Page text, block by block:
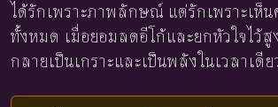
ได้รักเพราะภาพลักษณ์ แต่รักเพราะเห็
ทั้งหมด เมื่อยอมลดอีโก้และยกหัวใจไว้สู
กลายเป็นเกราะและเป็นพลังในเวลาเดี